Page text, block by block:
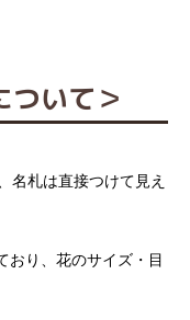
ついて＞
名札は直接つけて見え
おり、花のサイズ・目